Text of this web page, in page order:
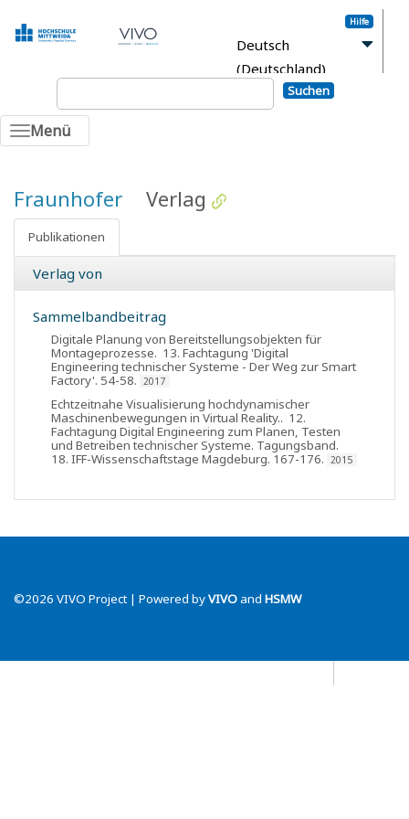
Hilfe
Deutsch
(Deutschland)
Suchen
Menü
Fraunhofer Verlag
Publikationen
Verlag von
Sammelbandbeitrag
Digitale Planung von Bereitstellungsobjekten für
Montageprozesse. 13. Fachtagung 'Digital
Engineering technischer Systeme - Der Weg zur Smart
Factory'. 54-58. 2017
Echtzeitnahe Visualisierung hochdynamischer
Maschinenbewegungen in Virtual Reality.. 12.
Fachtagung Digital Engineering zum Planen, Testen
und Betreiben technischer Systeme. Tagungsband.
18. IFF-Wissenschaftstage Magdeburg. 167-176. 2015
©2026 VIVO Project | Powered byVIVOand HSMW